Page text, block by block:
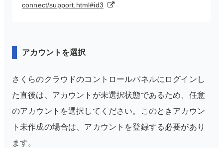
connect/support.html#id3
アカウントを選択
さくらのクラウドのコントロールパネルにログインし
た直後は、アカウントが未選択状態であるため、任意
のアカウントを選択してください。このときアカウン
ト未作成の場合は、アカウントを登録する必要があり
ます。